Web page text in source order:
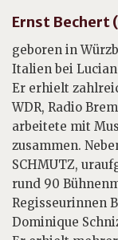
Ernst Bechert
geboren in
Italien bei
Er erhielt
WDR, Radio
arbeitete mit
zusammen.
SCHMUTZ,
rund 90
Regisseurinnen
Dominique